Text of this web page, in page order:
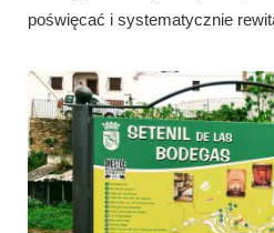
poświęcać i systematycznie